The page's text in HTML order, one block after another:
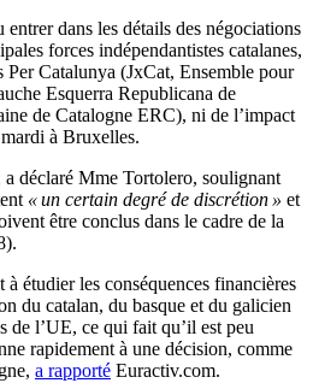
dans les détails des négociations
forces indépendantistes catalanes,
Per Catalunya (JxCat, Ensemble pour
Esquerra Republicana de
de Catalogne ERC), ni de l’impact
à Bruxelles.
a déclaré Mme Tortolero, soulignant
« un certain degré de discrétion » et
être conclus dans le cadre de la
à étudier les conséquences financières
du catalan, du basque et du galicien
de l’UE, ce qui fait qu’il est peu
rapidement à une décision, comme
a rapporté Euractiv.com.